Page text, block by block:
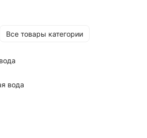
Все товары категории
вода